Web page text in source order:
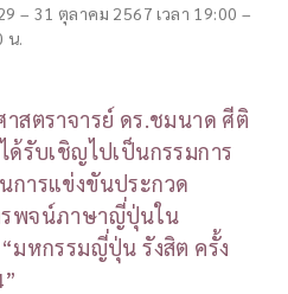
– 31 ตุลาคม 2567 เวลา 19:00 –
น.
าสตราจารย์ ดร.ชมนาด ศีติ
ด้รับเชิญไปเป็นกรรมการ
การแข่งขันประกวด
พจน์ภาษาญี่ปุ่นใน
มหกรรมญี่ปุ่น รังสิต ครั้ง